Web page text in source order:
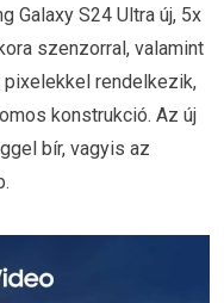
Galaxy S24 Ultra új, 5x
szenzorral, valamint
rendelkezik,
konstrukció. Az új
bír, vagyis az